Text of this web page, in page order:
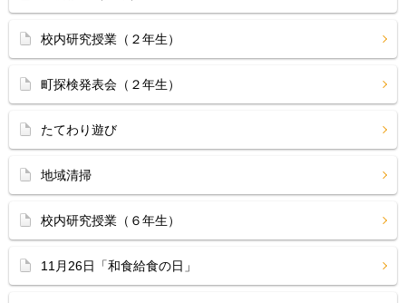
校内研究授業（２年生）
町探検発表会（２年生）
たてわり遊び
地域清掃
校内研究授業（６年生）
11月26日「和食給食の日」